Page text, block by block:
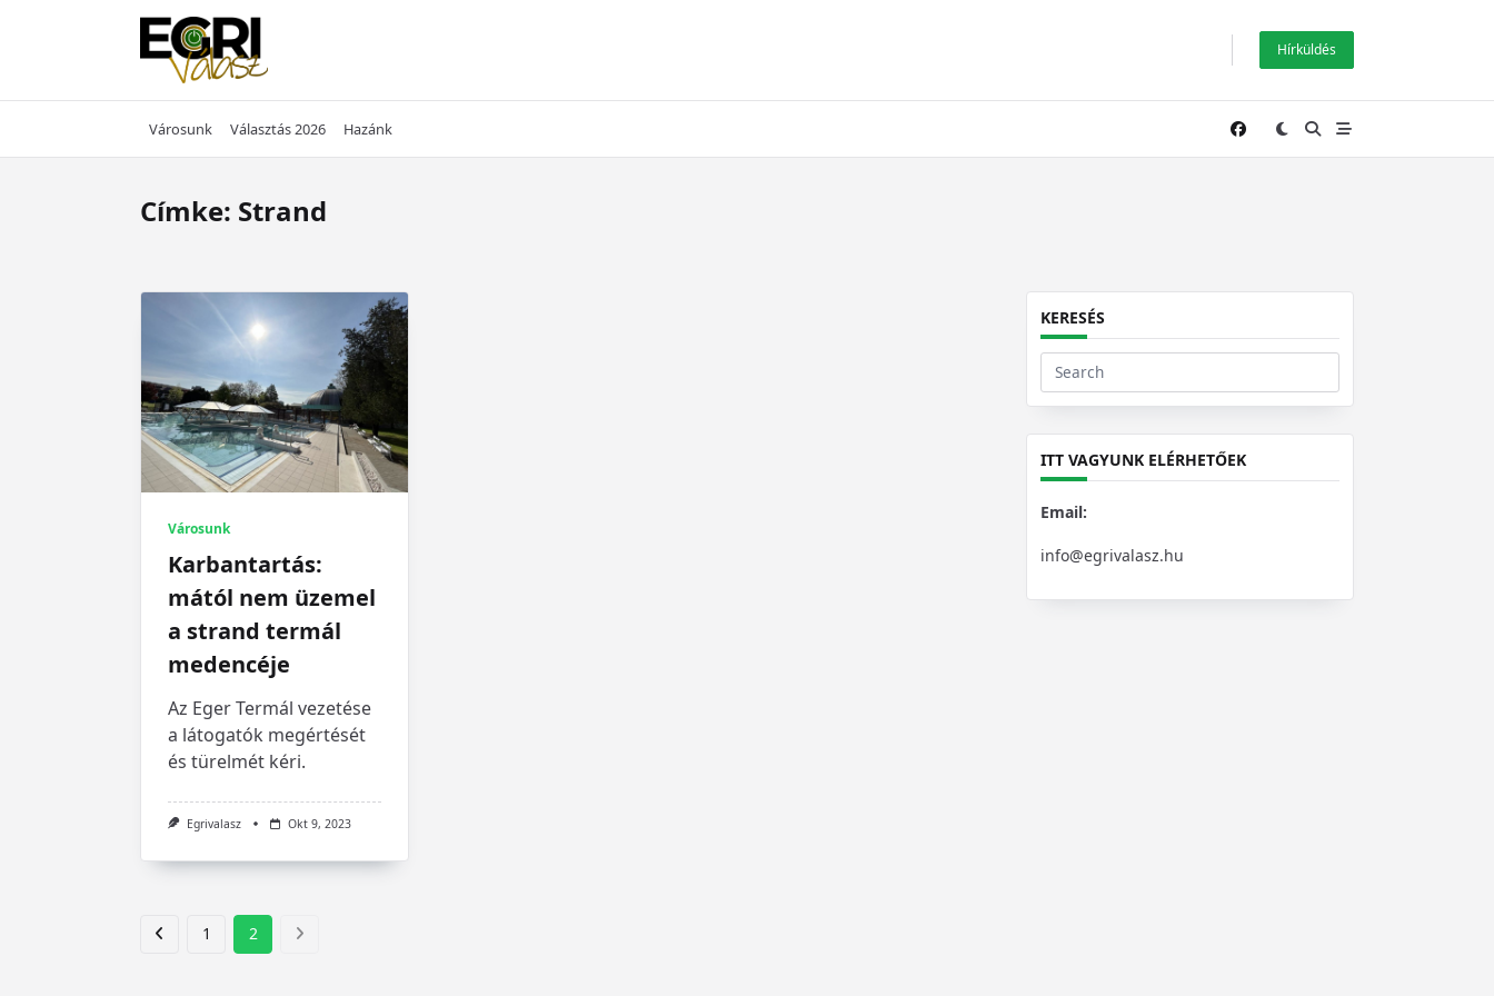
Hírküldés
Városunk Választás 2026 Hazánk
Címke: Strand
Városunk
Karbantartás:
mától nem üzemel
a strand termál
medencéje
Az Eger Termál vezetése
a látogatók megértését
és türelmét kéri.
Egrivalasz Okt 9, 2023
1 2
KERESÉS
Search
for:
ITT VAGYUNK ELÉRHETŐEK
Email:
info@egrivalasz.hu